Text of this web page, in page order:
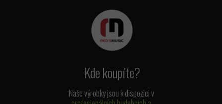
Naše výrobky jsou k dispozici v
Kde koupíte?